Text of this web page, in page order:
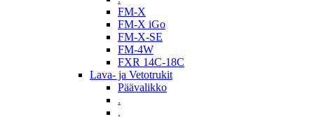
FM-X
FM-X iGo
FM-X-SE
FM-4W
FXR 14C-18C
Lava- ja Vetotrukit
Päävalikko
.
.